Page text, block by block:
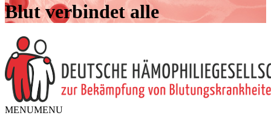
Blut verbindet alle
MENUMENU